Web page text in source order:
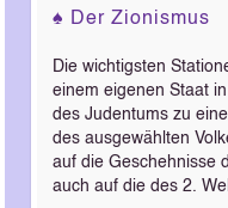
♠ Der Zionismus
Die wichtigsten
einem eigenen Staat
des Judentums zu
des ausgewählten
auf die Geschehnisse
auch auf die des 2.